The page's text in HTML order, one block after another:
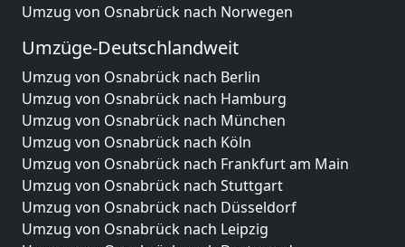
Umzug von Osnabrück nach Norwegen
Umzüge-Deutschlandweit
Umzug von Osnabrück nach Berlin
Umzug von Osnabrück nach Hamburg
Umzug von Osnabrück nach München
Umzug von Osnabrück nach Köln
Umzug von Osnabrück nach Frankfurt am Main
Umzug von Osnabrück nach Stuttgart
Umzug von Osnabrück nach Düsseldorf
Umzug von Osnabrück nach Leipzig